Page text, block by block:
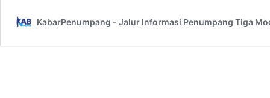
KabarPenumpang - Jalur Informasi Penumpang Tiga